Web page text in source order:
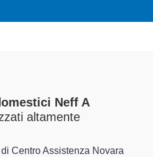
Neff A
altamente
Centro Assistenza Novara